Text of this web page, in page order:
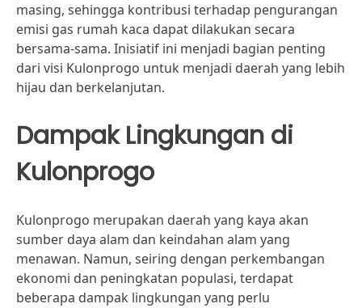
masing, sehingga kontribusi terhadap pengurangan
emisi gas rumah kaca dapat dilakukan secara
bersama-sama. Inisiatif ini menjadi bagian penting
dari visi Kulonprogo untuk menjadi daerah yang lebih
hijau dan berkelanjutan.
Dampak Lingkungan di
Kulonprogo
Kulonprogo merupakan daerah yang kaya akan
sumber daya alam dan keindahan alam yang
menawan. Namun, seiring dengan perkembangan
ekonomi dan peningkatan populasi, terdapat
beberapa dampak lingkungan yang perlu